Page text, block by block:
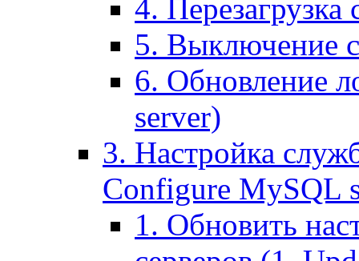
4. Перезагрузка
5. Выключение
6. Обновление
server)
3. Настройка
Configure MySQL
1. Обновить